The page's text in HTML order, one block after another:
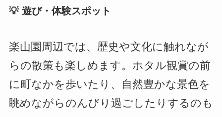
💡 遊び・体験スポット
楽山園周辺では、歴史や文化に触れなが
らの散策も楽しめます。ホタル観賞の前
に町なかを歩いたり、自然豊かな景色を
眺めながらのんびり過ごしたりするのも